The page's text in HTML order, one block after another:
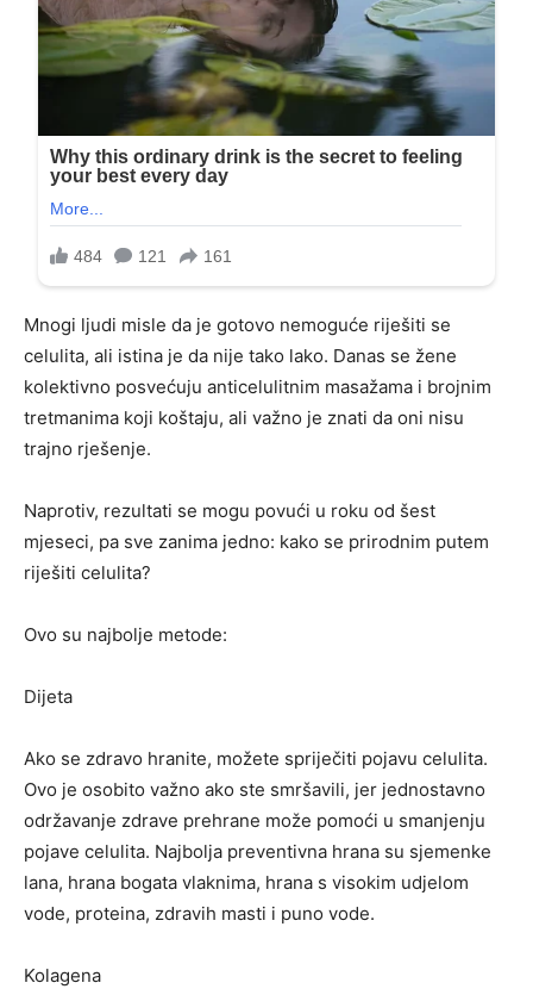
Mnogi ljudi misle da je gotovo nemoguće riješiti se
celulita, ali istina je da nije tako lako. Danas se žene
kolektivno posvećuju anticelulitnim masažama i brojnim
tretmanima koji koštaju, ali važno je znati da oni nisu
trajno rješenje.
Naprotiv, rezultati se mogu povući u roku od šest
mjeseci, pa sve zanima jedno: kako se prirodnim putem
riješiti celulita?
Ovo su najbolje metode:
Dijeta
Ako se zdravo hranite, možete spriječiti pojavu celulita.
Ovo je osobito važno ako ste smršavili, jer jednostavno
održavanje zdrave prehrane može pomoći u smanjenju
pojave celulita. Najbolja preventivna hrana su sjemenke
lana, hrana bogata vlaknima, hrana s visokim udjelom
vode, proteina, zdravih masti i puno vode.
Kolagena